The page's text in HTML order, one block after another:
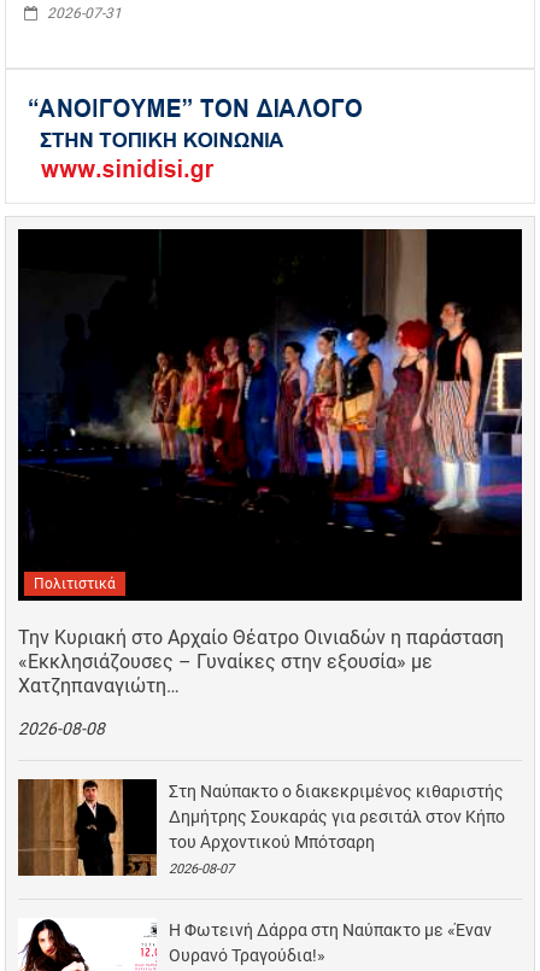
2026-07-31
Πολιτιστικά
Την Κυριακή στο Αρχαίο Θέατρο Οινιαδών η παράσταση
«Εκκλησιάζουσες – Γυναίκες στην εξουσία» με
Χατζηπαναγιώτη…
2026-08-08
Στη Ναύπακτο ο διακεκριμένος κιθαριστής
Δημήτρης Σουκαράς για ρεσιτάλ στον Κήπο
του Αρχοντικού Μπότσαρη
2026-08-07
Η Φωτεινή Δάρρα στη Ναύπακτο με «Έναν
Ουρανό Τραγούδια!»